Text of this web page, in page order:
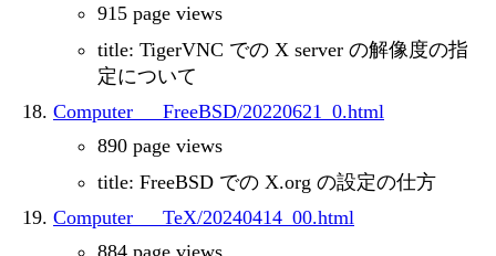
915 page views
title: TigerVNC での X server の解像度の指
定について
Computer___FreeBSD/20220621_0.html
890 page views
title: FreeBSD での X.org の設定の仕方
Computer___TeX/20240414_00.html
884 page views